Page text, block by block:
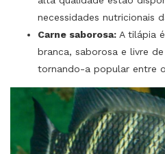
necessidades nutricionais
Carne saborosa: A tilápia
branca, saborosa e livre
tornando-a popular entre